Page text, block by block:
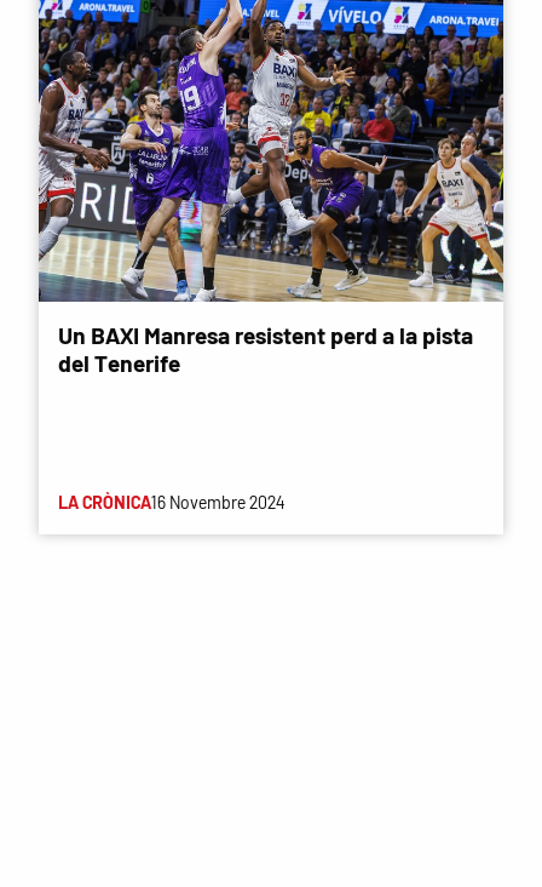
Un BAXI Manresa resistent perd a la pista
del Tenerife
LA CRÒNICA16 Novembre 2024